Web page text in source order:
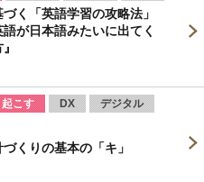
く「英語学習の攻略法」
が日本語みたいに出てく
こす DX
デジタル
くりの基本の「キ」